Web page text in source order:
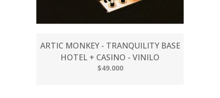
ARTIC MONKEY - TRANQUILITY BASE
HOTEL + CASINO - VINILO
$49.000